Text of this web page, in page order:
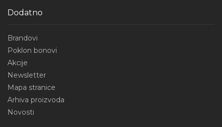
Dodatno
Brandovi
Poklon bonovi
Akcije
Newsletter
Mapa stranice
Arhiva proizvoda
Novosti